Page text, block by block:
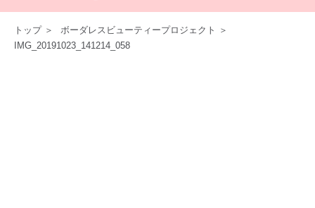
トップ＞ ボーダレスビューティープロジェクト
＞
IMG_20191023_141214_058